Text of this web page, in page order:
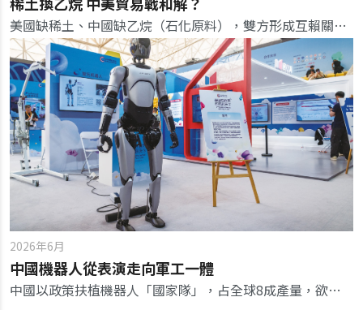
美國缺稀土、中國缺乙烷（石化原料），雙方形成互賴關係，反映出現實的利益交換。
2026年6月
中國機器人從表演走向軍工一體
中國以政策扶植機器人「國家隊」，占全球8成產量，欲複製電動車模式在美中博弈後發先至。